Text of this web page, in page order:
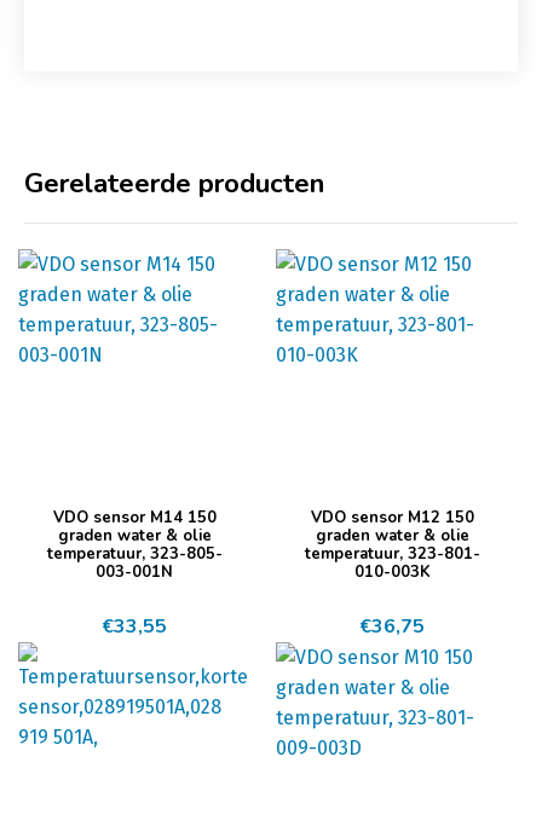
Gerelateerde producten
VDO sensor M14 150
graden water & olie
temperatuur, 323-805-
003-001N
€33,55
VDO sensor M12 150
graden water & olie
temperatuur, 323-801-
010-003K
€36,75